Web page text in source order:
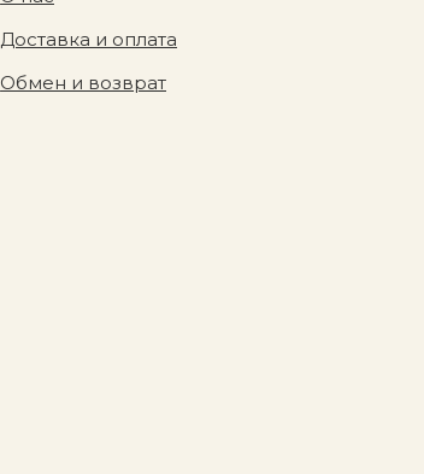
Доставка и оплата
Обмен и возврат